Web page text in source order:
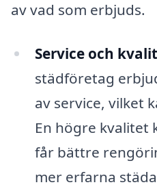
av vad som erbjuds.
Service och
städföretag
av service, vilket
En högre kvalitet
får bättre
mer erfarna